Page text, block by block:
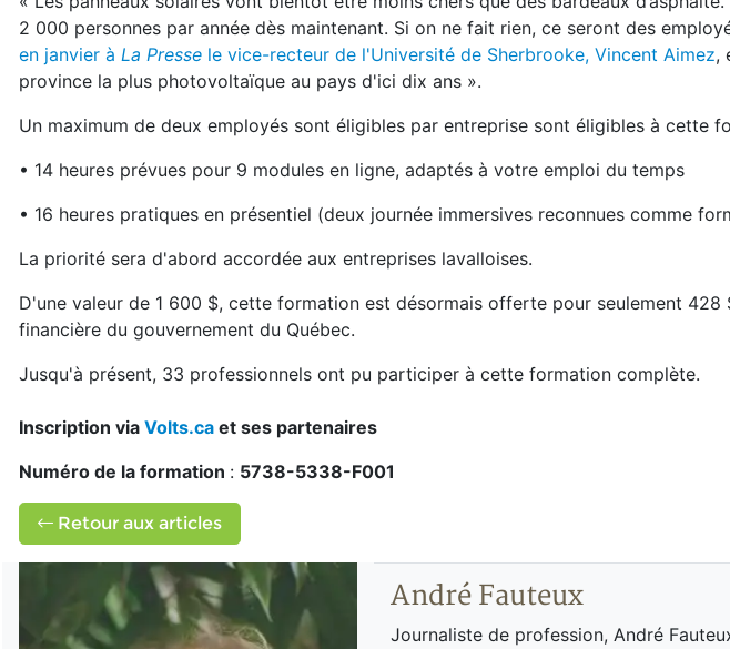
2 000 personnes par année dès maintenant. Si on ne fait rien, ce seront des
en janvier à La Presse le vice-recteur de l'Université de Sherbrooke, Vincent Aimez,
province la plus photovoltaïque au pays d'ici dix ans ».
Un maximum de deux employés sont éligibles par entreprise sont éligibles à cette
• 14 heures prévues pour 9 modules en ligne, adaptés à votre emploi du temps
• 16 heures pratiques en présentiel (deux journée immersives reconnues comme
La priorité sera d'abord accordée aux entreprises lavalloises.
D'une valeur de 1 600 $, cette formation est désormais offerte pour seulement
financière du gouvernement du Québec.
Jusqu'à présent, 33 professionnels ont pu participer à cette formation complète.
Inscription via Volts.ca et ses partenaires
Numéro de la formation : 5738-5338-F001
Retour aux articles
André Fauteux
Journaliste de profession, André